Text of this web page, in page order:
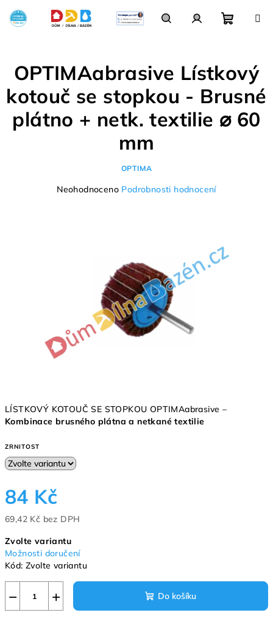
obsah
košík
LÍSTKOVÝ KOTOUČ SE STOPKOU OPTIMAabrasive –
Kombinace brusného plátna a netkané textilie
ZRNITOST
84 Kč
69,42 Kč bez DPH
cena:
Zvolte variantu
Možnosti doručení
Kód: Zvolte variantu
+
− Do košíku
OPTIMAabrasive Lístkový
kotouč se stopkou - Brusné
plátno + netk. textilie ⌀ 60
mm
OPTIMA
Průměrné
Neohodnoceno Podrobnosti hodnocení